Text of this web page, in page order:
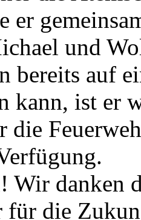
er
und
bereits auf
kann, ist er
die
Wir danken
für die